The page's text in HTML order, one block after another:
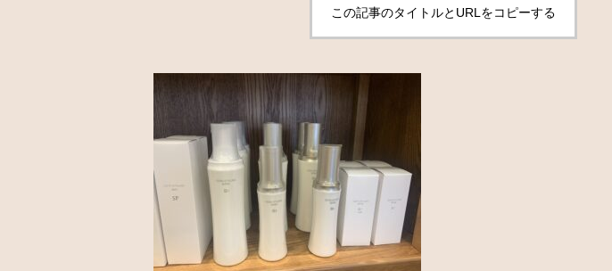
この記事のタイトルとURLをコピーする